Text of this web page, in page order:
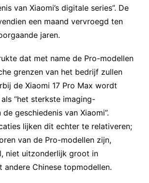
van Xiaomi’s digitale series”. De
een maand vervroegd ten
jaren.
dat met name de Pro-modellen
grenzen van het bedrijf zullen
de Xiaomi 17 Pro Max wordt
“het sterkste imaging-
geschiedenis van Xiaomi”.
lijken dit echter te relativeren;
van de Pro-modellen zijn,
niet uitzonderlijk groot in
andere Chinese topmodellen.